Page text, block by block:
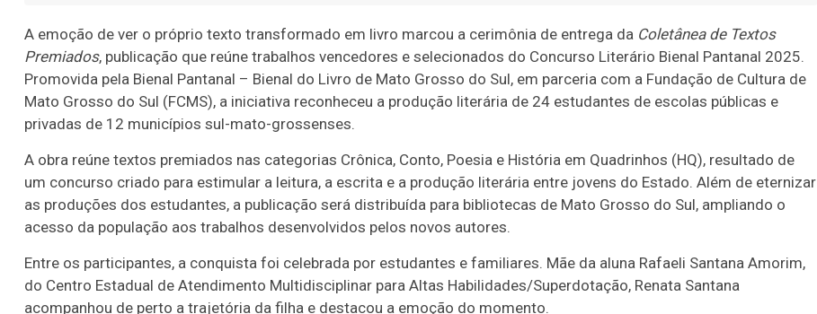
A emoção de ver o próprio texto transformado em livro marcou a cerimônia de entrega da Coletânea de Textos
Premiados, publicação que reúne trabalhos vencedores e selecionados do Concurso Literário Bienal Pantanal 2025.
Promovida pela Bienal Pantanal – Bienal do Livro de Mato Grosso do Sul, em parceria com a Fundação de Cultura de
Mato Grosso do Sul (FCMS), a iniciativa reconheceu a produção literária de 24 estudantes de escolas públicas e
privadas de 12 municípios sul-mato-grossenses.
A obra reúne textos premiados nas categorias Crônica, Conto, Poesia e História em Quadrinhos (HQ), resultado de
um concurso criado para estimular a leitura, a escrita e a produção literária entre jovens do Estado. Além de eternizar
as produções dos estudantes, a publicação será distribuída para bibliotecas de Mato Grosso do Sul, ampliando o
acesso da população aos trabalhos desenvolvidos pelos novos autores.
Entre os participantes, a conquista foi celebrada por estudantes e familiares. Mãe da aluna Rafaeli Santana Amorim,
do Centro Estadual de Atendimento Multidisciplinar para Altas Habilidades/Superdotação, Renata Santana
acompanhou de perto a trajetória da filha e destacou a emoção do momento.